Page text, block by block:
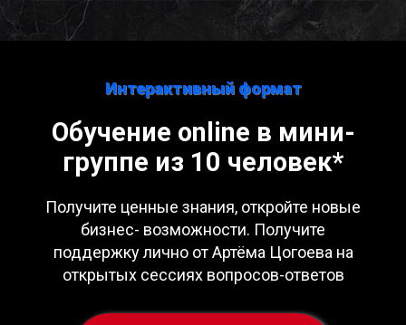
Интерактивный формат
Обучение online в мини-
группе из 10 человек*
Получите ценные знания, откройте новые
бизнес- возможности. Получите
поддержку лично от Артёма Цогоева на
открытых сессиях вопросов-ответов